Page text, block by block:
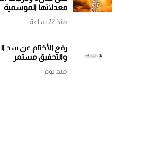
معدلاتها الموسمية
منذ 22 ساعة
رفع الأختام عن سد
والتحقيق مستمر
منذ يوم